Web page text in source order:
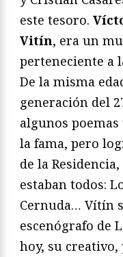
este tesoro.
Vitín, era un
perteneciente a
De la misma
generación del
algunos
la fama, pero
de la
estaban todos:
Cernuda… Vítín
escenógrafo de
hoy, su